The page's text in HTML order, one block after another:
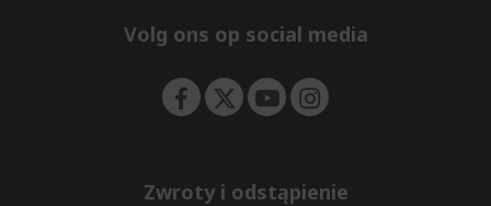
e
Volg ons op social media
Zwroty i odstąpienie